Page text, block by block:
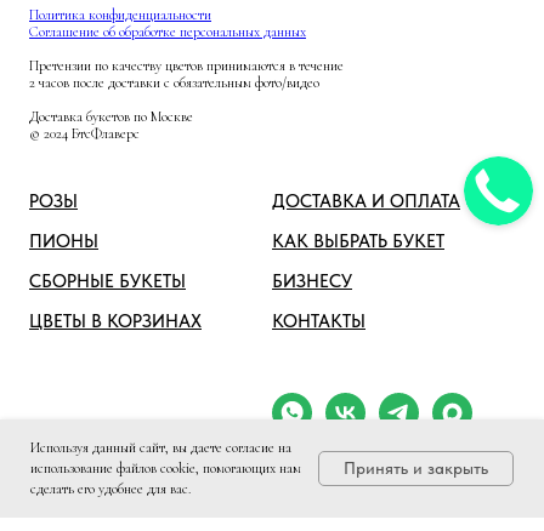
WhatsApp Telegram МАКС Звонок
Политика конфиденциальности
Соглашение об обработке персональных данных
Претензии по качеству цветов принимаются в течение
2 часов после доставки с обязательным фото/видео
Доставка букетов по Москве
© 2024 БтсФлаверс
РОЗЫ
ПИОНЫ
СБОРНЫЕ БУКЕТЫ
ЦВЕТЫ В КОРЗИНАХ
ДОСТАВКА И ОПЛАТА
КАК ВЫБРАТЬ БУКЕТ
БИЗНЕСУ
КОНТАКТЫ
Используя данный сайт, вы даете согласие на
использование файлов cookie, помогающих нам
сделать его удобнее для вас.
Принять и закрыть